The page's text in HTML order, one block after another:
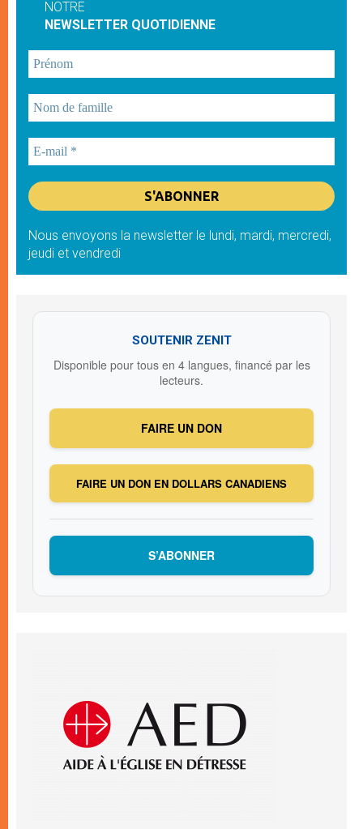
NOTRE
NEWSLETTER QUOTIDIENNE
Nous envoyons la newsletter le lundi, mardi, mercredi,
jeudi et vendredi
SOUTENIR ZENIT
Disponible pour tous en 4 langues, financé par les
lecteurs.
FAIRE UN DON
FAIRE UN DON EN DOLLARS CANADIENS
S’ABONNER